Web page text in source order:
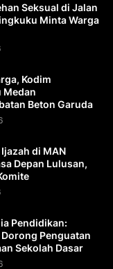
Seksual di Jalan
Minta Warga
Kodim
Medan
Beton Garuda
di MAN
Depan Lulusan,
Pendidikan:
Penguatan
Sekolah Dasar